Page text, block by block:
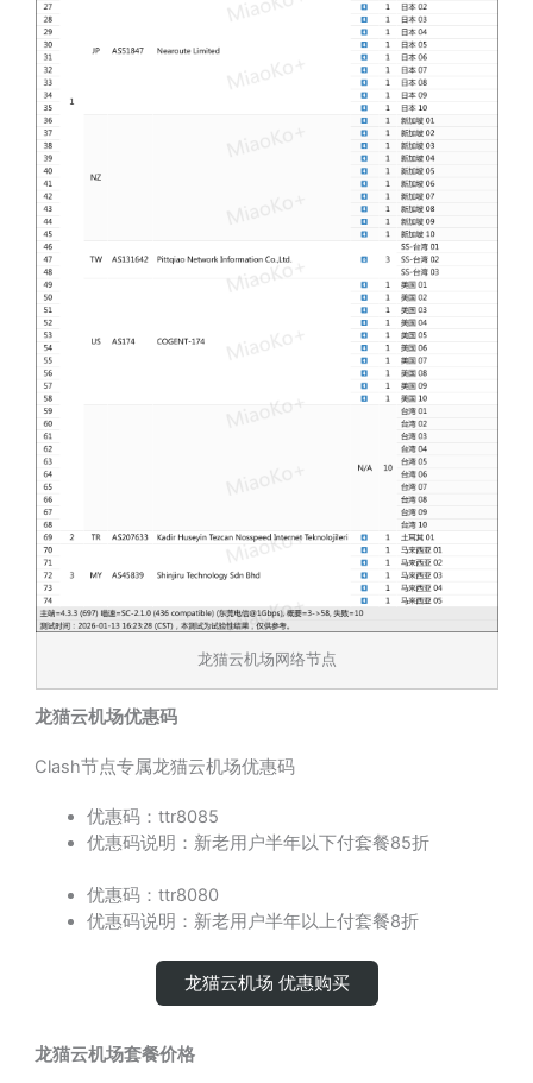
龙猫云机场网络节点
龙猫云机场优惠码
Clash节点专属龙猫云机场优惠码
优惠码：ttr8085
优惠码说明：新老用户半年以下付套餐85折
优惠码：ttr8080
优惠码说明：新老用户半年以上付套餐8折
龙猫云机场 优惠购买
龙猫云机场套餐价格